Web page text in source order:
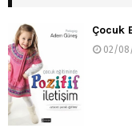
Çocuk
02/